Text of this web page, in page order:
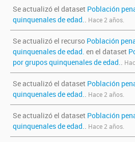
Se actualizó el dataset Población
quinquenales de edad.. Hace 2 años.
Se actualizó el recurso Población
quinquenales de edad. en el dataset
por grupos quinquenales de edad..
Se actualizó el dataset Población
quinquenales de edad.. Hace 2 años.
Se actualizó el dataset Población
quinquenales de edad.. Hace 2 años.